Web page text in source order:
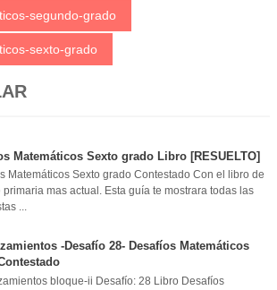
segundo-grado
sexto-grado
Matemáticos Sexto grado Libro [RESUELTO]
Matemáticos Sexto grado Contestado Con el libro de
primaria mas actual. Esta guía te mostrara todas las
...
-Desafío 28- Desafíos Matemáticos
bloque-ii Desafío: 28 Libro Desafíos